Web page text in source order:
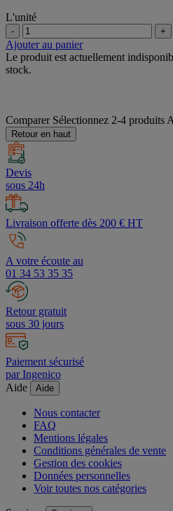
L'unité
- +
Ajouter au panier
Le produit est actuellement
stock.
Comparer Sélectionnez 2-4 produits
Retour en haut
Devis
sous 24h
Livraison offerte dès 200 € HT
A votre écoute au
01 34 53 35 35
Retour gratuit
sous 30 jours
Paiement sécurisé
par Ingenico
Aide
Aide
Nous contacter
FAQ
Mentions légales
Conditions générales de vente
Gestion des cookies
Données personnelles
Voir toutes nos catégories